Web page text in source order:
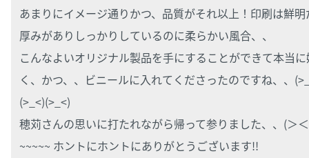
あまりにイメージ通りかつ、品質がそれ以上！印刷は鮮
厚みがありしっかりしているのに柔らかい風合、、
こんなよいオリジナル製品を手にすることができて本当
く、かつ、、ビニールに入れてくださったのですね、、
(>_<)(>_<)
穂苅さんの思いに打たれながら帰って参りました、、(＞
~~~~~ ホントにホントにありがとうございます!!